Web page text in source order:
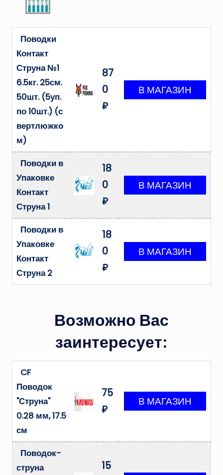
Поводки
Контакт
Струна №1
6.5кг. 25см.
50шт. (5уп.
по 10шт.) (с
вертлюжко
м)
87
0
₽
Поводки в
Упаковке
Контакт
Струна 1
18
0
₽
Поводки в
Упаковке
Контакт
Струна 2
18
0
₽
Возможно Вас
заинтересует:
CF
Поводок
"Струна"
0.28 мм, 17.5
см
75
₽
Поводок-
струна
15